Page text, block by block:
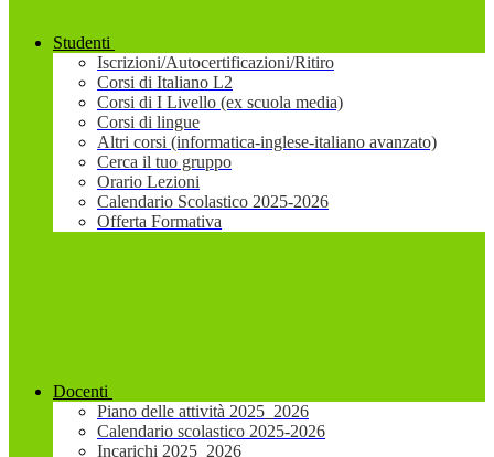
Studenti
Iscrizioni/Autocertificazioni/Ritiro
Corsi di Italiano L2
Corsi di I Livello (ex scuola media)
Corsi di lingue
Altri corsi (informatica-inglese-italiano avanzato)
Cerca il tuo gruppo
Orario Lezioni
Calendario Scolastico 2025-2026
Offerta Formativa
Docenti
Piano delle attività 2025_2026
Calendario scolastico 2025-2026
Incarichi 2025_2026